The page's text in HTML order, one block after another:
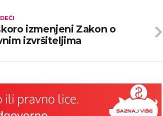
izmenjeni Zakon o
izvršiteljima